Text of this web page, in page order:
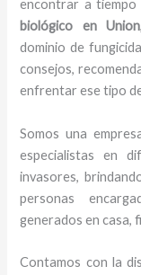
encontrar a tiempo
biológico en Union
dominio de
consejos,
enfrentar ese tipo
Somos una
especialistas en
invasores,
personas
generados en casa,
Contamos con la